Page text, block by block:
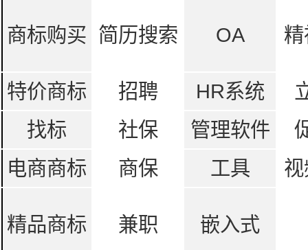
商标购买 简历搜索 OA
特价商标 招聘 HR系统
找标
社保 管理软件
电商商标
商保 工具
精品商标 兼职 嵌入式